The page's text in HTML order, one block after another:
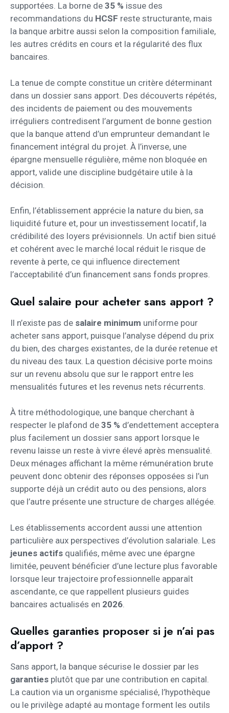
supportées. La borne de 35 % issue des
recommandations du HCSF reste structurante, mais
la banque arbitre aussi selon la composition familiale,
les autres crédits en cours et la régularité des flux
bancaires.
La tenue de compte constitue un critère déterminant
dans un dossier sans apport. Des découverts répétés,
des incidents de paiement ou des mouvements
irréguliers contredisent l’argument de bonne gestion
que la banque attend d’un emprunteur demandant le
financement intégral du projet. À l’inverse, une
épargne mensuelle régulière, même non bloquée en
apport, valide une discipline budgétaire utile à la
décision.
Enfin, l’établissement apprécie la nature du bien, sa
liquidité future et, pour un investissement locatif, la
crédibilité des loyers prévisionnels. Un actif bien situé
et cohérent avec le marché local réduit le risque de
revente à perte, ce qui influence directement
l’acceptabilité d’un financement sans fonds propres.
Quel salaire pour acheter sans apport ?
Il n’existe pas de salaire minimum uniforme pour
acheter sans apport, puisque l’analyse dépend du prix
du bien, des charges existantes, de la durée retenue et
du niveau des taux. La question décisive porte moins
sur un revenu absolu que sur le rapport entre les
mensualités futures et les revenus nets récurrents.
À titre méthodologique, une banque cherchant à
respecter le plafond de 35 % d’endettement acceptera
plus facilement un dossier sans apport lorsque le
revenu laisse un reste à vivre élevé après mensualité.
Deux ménages affichant la même rémunération brute
peuvent donc obtenir des réponses opposées si l’un
supporte déjà un crédit auto ou des pensions, alors
que l’autre présente une structure de charges allégée.
Les établissements accordent aussi une attention
particulière aux perspectives d’évolution salariale. Les
jeunes actifs qualifiés, même avec une épargne
limitée, peuvent bénéficier d’une lecture plus favorable
lorsque leur trajectoire professionnelle apparaît
ascendante, ce que rappellent plusieurs guides
bancaires actualisés en 2026
Quelles garanties proposer si je n’ai pas
d’apport ?
Sans apport, la banque sécurise le dossier par les
garanties plutôt que par une contribution en capital.
La caution via un organisme spécialisé, l’hypothèque
ou le privilège adapté au montage forment les outils